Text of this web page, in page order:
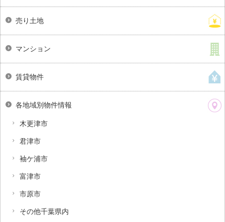
売り土地
マンション
賃貸物件
各地域別物件情報
木更津市
君津市
袖ケ浦市
富津市
市原市
その他千葉県内